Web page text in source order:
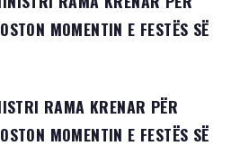
RAMA KRENAR PËR
MOMENTIN E FESTËS SË